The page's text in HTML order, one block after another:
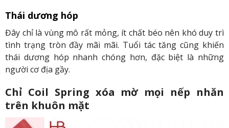
Thái dương hóp
Đây chỉ là vùng mô rất mỏng, ít chất béo nên khó duy trì
tình trạng tròn đầy mãi mãi. Tuổi tác tăng cũng khiến
thái dương hóp nhanh chóng hơn, đặc biệt là những
người cơ địa gầy.
Chỉ Coil Spring xóa mờ mọi nếp nhăn
trên khuôn mặt